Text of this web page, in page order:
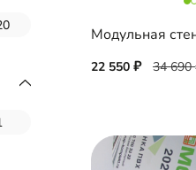
22 550 34 690